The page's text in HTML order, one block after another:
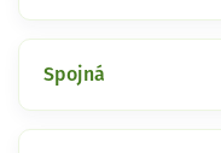
Spojná